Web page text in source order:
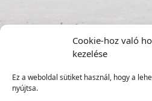
Cookie-hoz való
kezelése
Ez a weboldal sütiket használ, hogy a
nyújtsa.